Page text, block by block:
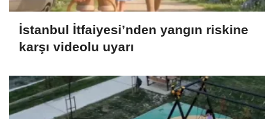
İstanbul İtfaiyesi’nden yangın riskine
karşı videolu uyarı